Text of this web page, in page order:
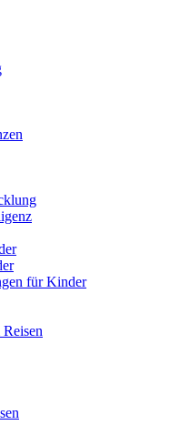
für Kinder